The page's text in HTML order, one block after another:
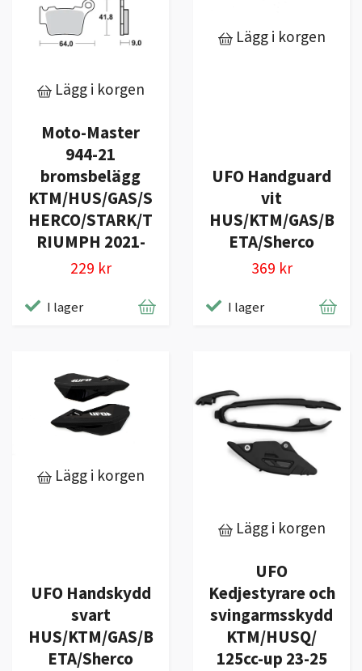
Lägg i korgen
Moto-Master
944-21
bromsbelägg
KTM/HUS/GAS/S
HERCO/STARK/T
RIUMPH 2021-
229 kr
I lager
Lägg i korgen
UFO Handguard
vit
HUS/KTM/GAS/B
ETA/Sherco
369 kr
I lager
Lägg i korgen
UFO Handskydd
svart
HUS/KTM/GAS/B
ETA/Sherco
Lägg i korgen
UFO
Kedjestyrare och
svingarmsskydd
KTM/HUSQ/
125cc-up 23-25